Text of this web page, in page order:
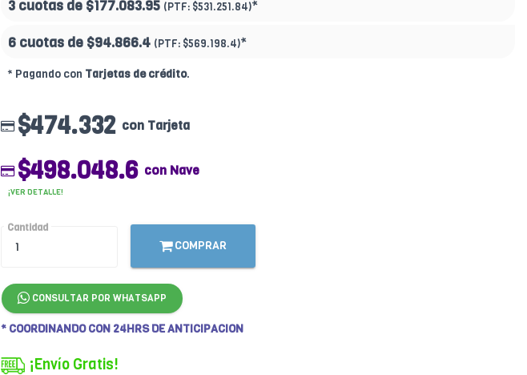
3 cuotas de $177.083.95 (PTF: $531.251.84)*
6 cuotas de $94.866.4 (PTF: $569.198.4)*
* Pagando con Tarjetas de crédito.
$474.332 con Tarjeta
$498.048.6 con Nave
¡VER DETALLE!
Cantidad
COMPRAR
CONSULTAR POR WHATSAPP
* COORDINANDO CON 24HRS DE ANTICIPACION
¡Envío Gratis!